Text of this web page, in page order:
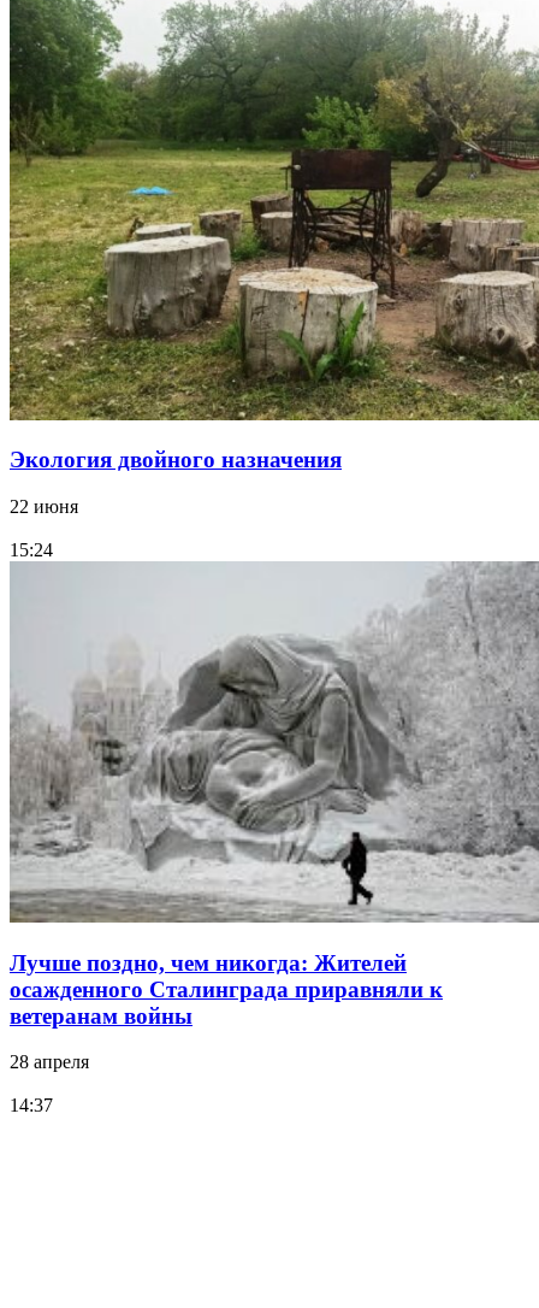
Экология двойного назначения
22 июня
15:24
Лучше поздно, чем никогда: Жителей
осажденного Сталинграда приравняли к
ветеранам войны
28 апреля
14:37